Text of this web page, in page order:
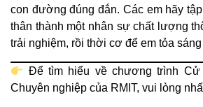
con đường đúng đắn. Các em hãy
thân thành một nhân sự chất lượng
trải nghiệm, rồi thời cơ để em tỏa
Để tìm hiểu về chương trình Cử
Chuyên nghiệp của RMIT, vui lòng